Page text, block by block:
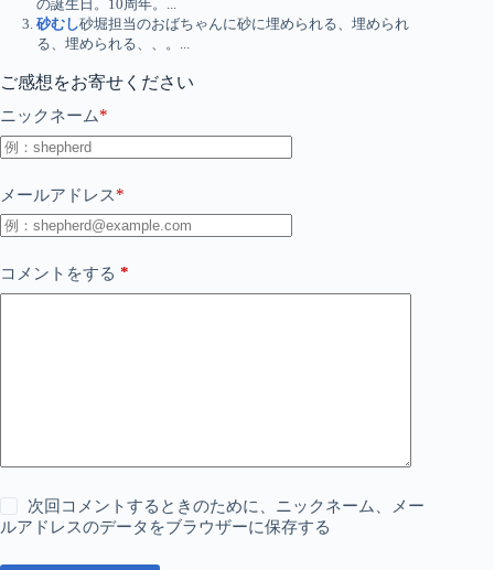
の誕生日。10周年。...
砂むし砂堀担当のおばちゃんに砂に埋められる、埋められ
る、埋められる、、。...
ご感想をお寄せください
ニックネーム*
メールアドレス*
コメントをする *
次回コメントするときのために、ニックネーム、メー
ルアドレスのデータをブラウザーに保存する